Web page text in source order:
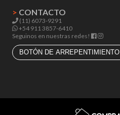
> CONTACTO
(11) 6073-9291
+54 911 3857-6410
Seguinos en nuestras redes!
BOTÓN DE ARREPENTIMIENTO